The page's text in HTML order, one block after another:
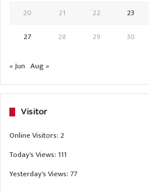
20
21 22 23
27
28 29 30
« Jun Aug »
Visitor
Online Visitors: 2
Today's Views: 111
Yesterday's Views: 77